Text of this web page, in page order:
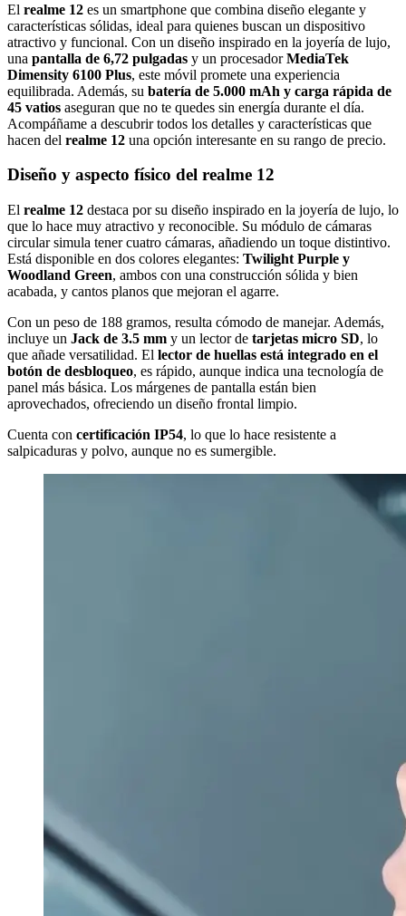
El realme 12 es un smartphone que combina diseño elegante y
características sólidas, ideal para quienes buscan un dispositivo
atractivo y funcional. Con un diseño inspirado en la joyería de lujo,
una pantalla de 6,72 pulgadas y un procesadorMediaTek
Dimensity 6100 Plus, este móvil promete una experiencia
equilibrada. Además, su batería de 5.000 mAh y carga rápida de
45 vatios aseguran que no te quedes sin energía durante el día.
Acompáñame a descubrir todos los detalles y características que
hacen del realme 12 una opción interesante en su rango de precio.
Diseño y aspecto físico del realme 12
El realme 12 destaca por su diseño inspirado en la joyería de lujo, lo
que lo hace muy atractivo y reconocible. Su módulo de cámaras
circular simula tener cuatro cámaras, añadiendo un toque distintivo.
Está disponible en dos colores elegantes: Twilight Purple y
Woodland Green, ambos con una construcción sólida y bien
acabada, y cantos planos que mejoran el agarre.
Con un peso de 188 gramos, resulta cómodo de manejar. Además,
incluye un Jack de 3.5 mm y un lector de tarjetas micro SD, lo
que añade versatilidad. El lector de huellas está integrado en el
botón de desbloqueo, es rápido, aunque indica una tecnología de
panel más básica. Los márgenes de pantalla están bien
aprovechados, ofreciendo un diseño frontal limpio.
Cuenta con certificación IP54, lo que lo hace resistente a
salpicaduras y polvo, aunque no es sumergible.